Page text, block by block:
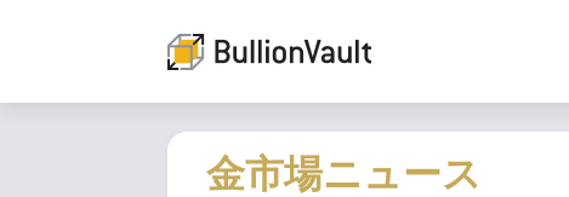
金市場ニュース